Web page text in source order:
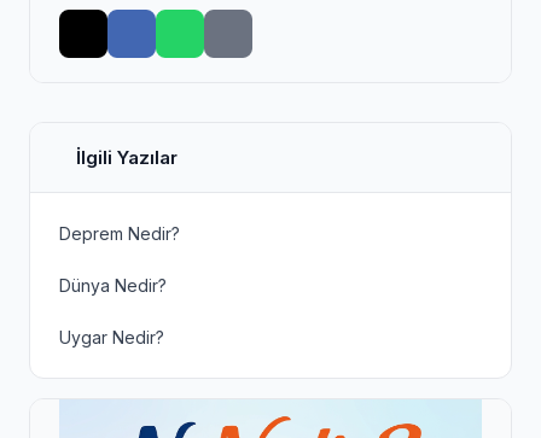
İlgili Yazılar
Deprem Nedir?
Dünya Nedir?
Uygar Nedir?